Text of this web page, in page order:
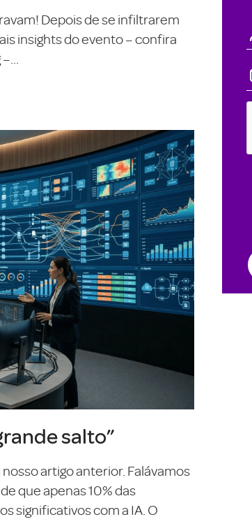
Depois de se infiltrarem
insights do evento – confira
salto”
artigo anterior. Falávamos
que apenas 10% das
significativos com a IA. O